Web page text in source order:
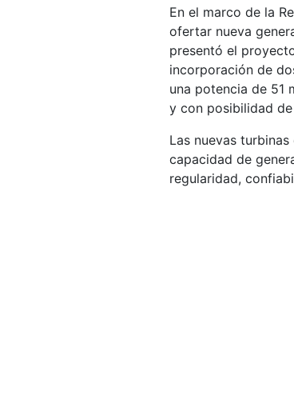
En el marco de la
ofertar nueva
presentó el
incorporación de
una potencia de 51
y con posibilidad
Las nuevas
capacidad de
regularidad,